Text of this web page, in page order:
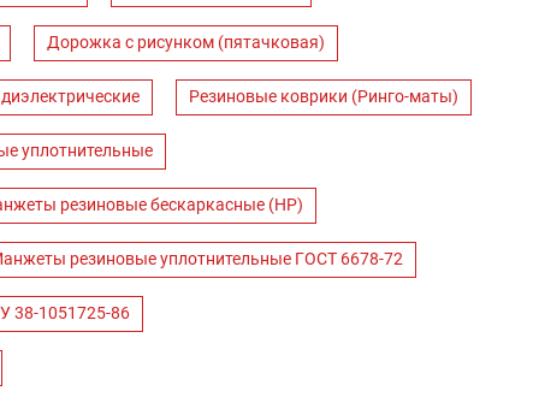
Дорожка с рисунком (пятачковая)
Резиновые коврики (Ринго-маты)
уплотнительные
резиновые бескаркасные (НР)
резиновые уплотнительные ГОСТ 6678-72
38-1051725-86